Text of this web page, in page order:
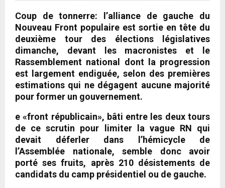
Coup de tonnerre: l’alliance de gauche du
Nouveau Front populaire est sortie en tête du
deuxième tour des élections législatives
dimanche, devant les macronistes et le
Rassemblement national dont la progression
est largement endiguée, selon des premières
estimations qui ne dégagent aucune majorité
pour former un gouvernement.
e «front républicain», bâti entre les deux tours
de ce scrutin pour limiter la vague RN qui
devait déferler dans l’hémicycle de
l’Assemblée nationale, semble donc avoir
porté ses fruits, après 210 désistements de
candidats du camp présidentiel ou de gauche.